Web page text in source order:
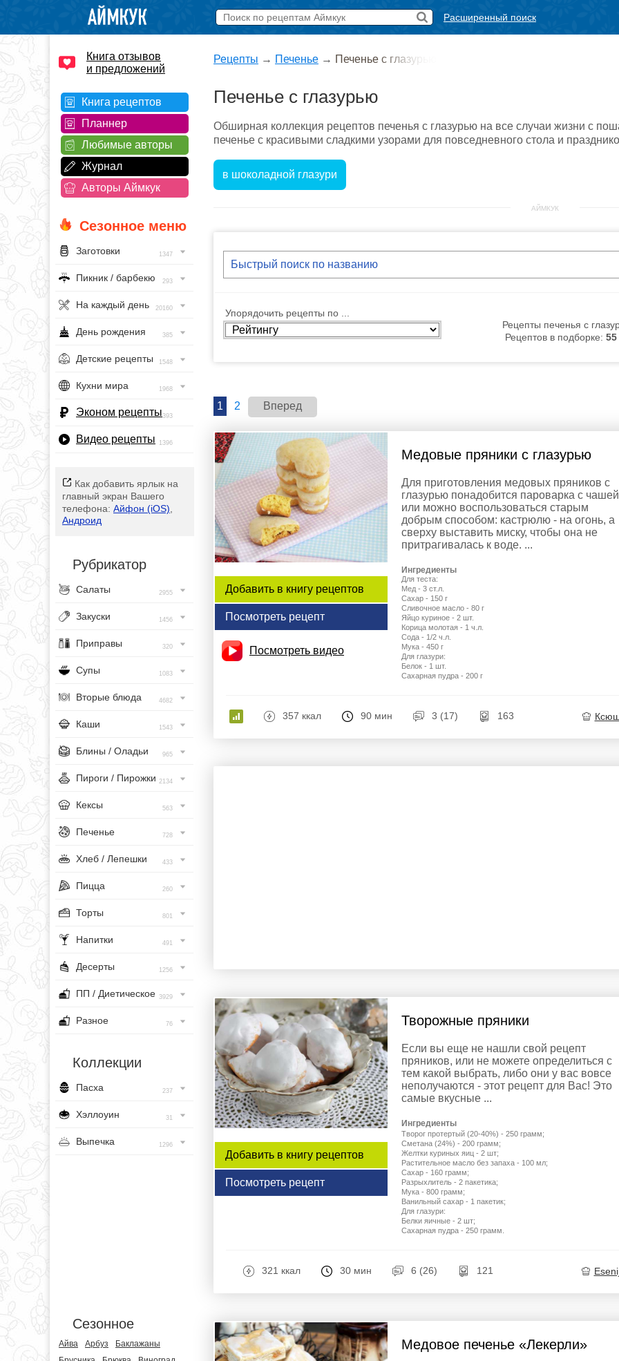
Расширенный поиск
Книга отзывов
и предложений
Книга рецептов
Планнер
Любимые авторы
Журнал
Авторы Аймкук
Сезонное меню
Заготовки 1347
Пикник / барбекю 293
На каждый день 20160
День рождения 385
Детские рецепты 1548
Кухни мира 1968
Эконом рецепты393
Видео рецепты 1396
Как добавить ярлык на
главный экран Вашего
телефона: Айфон (iOS)
Андроид
Рубрикатор
Салаты 2955
Закуски 1456
Приправы 320
Супы 1083
Вторые блюда 4682
Каши 1543
Блины / Оладьи 965
Пироги / Пирожки 2134
Кексы 563
Печенье 728
Хлеб / Лепешки 433
Пицца 260
Торты 801
Напитки 491
Десерты 1256
ПП / Диетическое 3929
Разное 76
Коллекции
Пасха 237
Хэллоуин 31
Выпечка 1296
Сезонное
Айва Арбуз
Баклажаны
Рецепты → Печенье → Печенье с глазурью
Печенье с глазурью
Обширная коллекция рецептов печенья с глазурью на все случаи жизни с
печенье с красивыми сладкими узорами для повседневного стола и
в шоколадной глазури
АЙМКУК
Упорядочить рецепты по ...
Рецепты печенья с
Рецептов в подборке: 55
1 2 Вперед
Добавить в книгу рецептов
Посмотреть рецепт
Посмотреть видео
Медовые пряники с глазурью
Для приготовления медовых пряников с
глазурью понадобится пароварка с чашей
или можно воспользоваться старым
добрым способом: кастрюлю - на огонь, а
сверху выставить миску, чтобы она не
притрагивалась к воде. ...
Ингредиенты
Для теста:
Мед - 3 ст.л.
Сахар - 150 г
Сливочное масло - 80 г
Яйцо куриное - 2 шт.
Корица молотая - 1 ч.л.
Сода - 1/2 ч.л.
Мука - 450 г
Для глазури:
Белок - 1 шт.
Сахарная пудра - 200 г
357 ккал 90 мин 3 (17) 163
Добавить в книгу рецептов
Посмотреть рецепт
Творожные пряники
Если вы еще не нашли свой рецепт
пряников, или не можете определиться с
тем какой выбрать, либо они у вас вовсе
неполучаются - этот рецепт для Вас! Это
самые вкусные ...
Ингредиенты
Творог протертый (20-40%) - 250 грамм;
Сметана (24%) - 200 грамм;
Желтки куриных яиц - 2 шт;
Растительное масло без запаха - 100 мл;
Сахар - 160 грамм;
Разрыхлитель - 2 пакетика;
Мука - 800 грамм;
Ванильный сахар - 1 пакетик;
Для глазури:
Белки яичные - 2 шт;
Сахарная пудра - 250 грамм.
321 ккал 30 мин 6 (26) 121
Медовое печенье «Лекерли»